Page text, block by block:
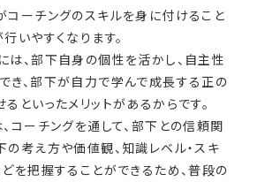
コーチングのスキルを身に付けること
いやすくなります。
は、部下自身の個性を活かし、自主性
き、部下が自力で学んで成長する正の
といったメリットがあるからです。
コーチングを通して、部下との信頼関
の考え方や価値観、知識レベル・スキ
を把握することができるため、普段の